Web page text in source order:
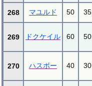
268 マユルド 50 35
269 ドクケイル 60 50
270 ハスボー 40 30